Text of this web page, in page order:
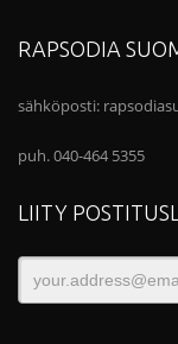
RAPSODIA
sähköposti:
puh. 040-464 5355
LIITY